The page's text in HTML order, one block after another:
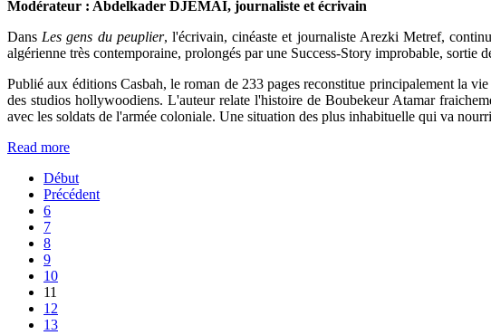
Modérateur : Abdelkader DJEMAÏ, journaliste et écrivain
Dans Les gens du peuplier, l'écrivain, cinéaste et journaliste Arezki Metref,
algérienne très contemporaine, prolongés par une Success-Story improbable, sortie
Publié aux éditions Casbah, le roman de 233 pages reconstitue principalement la
des studios hollywoodiens. L'auteur relate l'histoire de Boubekeur Atamar
avec les soldats de l'armée coloniale. Une situation des plus inhabituelle qui va
Read more
Début
Précédent
6
7
8
9
10
11
12
13